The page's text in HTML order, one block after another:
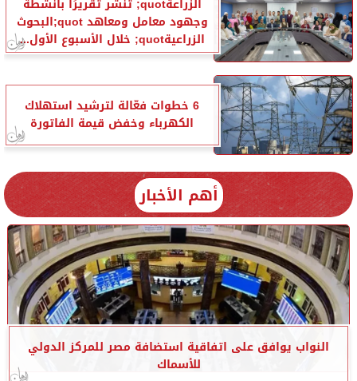
الزراعةquot; تنشر تقريرًا بأنشطة
وجهود معامل ومعاهد quot;البحوث
الزراعيةquot; خلال الأسبوع الأول...
6 خطوات فعّالة لترشيد استهلاك
الكهرباء وخفض قيمة الفاتورة
أهم الأخبار
النواب يوافق على اتفاقية استضافة مصر للمركز الدولي
للأسماك